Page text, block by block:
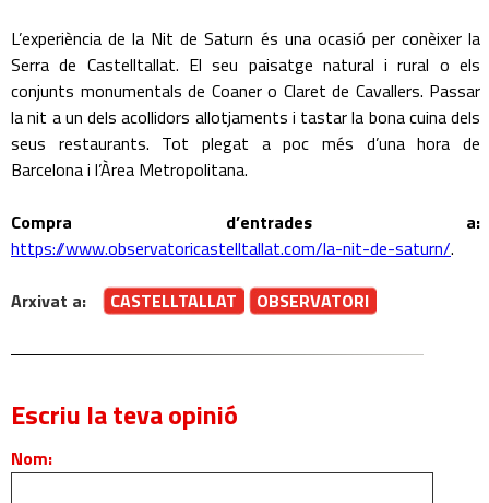
L’experiència de la Nit de Saturn és una ocasió per conèixer la
Serra de Castelltallat. El seu paisatge natural i rural o els
conjunts monumentals de Coaner o Claret de Cavallers. Passar
la nit a un dels acollidors allotjaments i tastar la bona cuina dels
seus restaurants. Tot plegat a poc més d’una hora de
Barcelona i l’Àrea Metropolitana.
Compra d’entrades a:
https://www.observatoricastelltallat.com/la-nit-de-saturn/.
Arxivat a:
CASTELLTALLAT OBSERVATORI
Escriu la teva opinió
Nom: